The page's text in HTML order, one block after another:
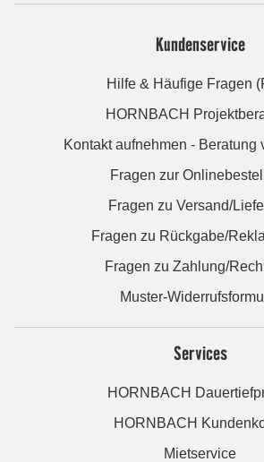
Kundenservice
Hilfe & Häufige Fragen
HORNBACH
Kontakt aufnehmen - Beratung
Fragen zur
Fragen zu Versand/
Fragen zu Rückgabe/
Fragen zu Zahlung/
Muster-
Services
HORNBACH
HORNBACH
Mietservice